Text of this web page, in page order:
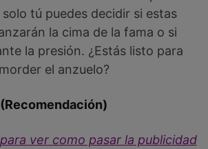
tú puedes decidir si estas
la cima de la fama o si
la presión. ¿Estás listo para
morder el anzuelo?
(Recomendación)
ver como pasar la publicidad